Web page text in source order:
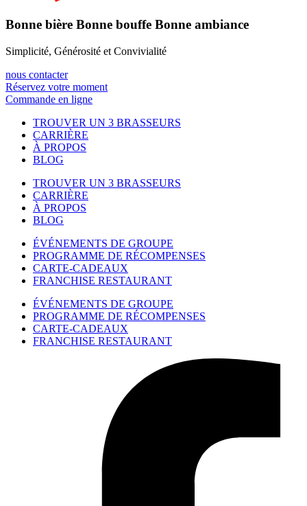
Bonne bière Bonne bouffe Bonne ambiance
Simplicité, Générosité et Convivialité
nous contacter
Réservez votre moment
Commande en ligne
TROUVER UN 3 BRASSEURS
CARRIÈRE
À PROPOS
BLOG
TROUVER UN 3 BRASSEURS
CARRIÈRE
À PROPOS
BLOG
ÉVÉNEMENTS DE GROUPE
PROGRAMME DE RÉCOMPENSES
CARTE-CADEAUX
FRANCHISE RESTAURANT
ÉVÉNEMENTS DE GROUPE
PROGRAMME DE RÉCOMPENSES
CARTE-CADEAUX
FRANCHISE RESTAURANT